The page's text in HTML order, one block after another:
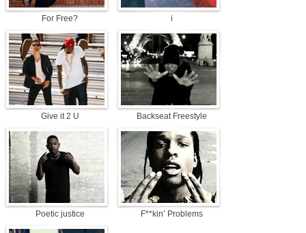
For Free? i
Give it 2 U Backseat Freestyle
Poetic justice F**kin’ Problems